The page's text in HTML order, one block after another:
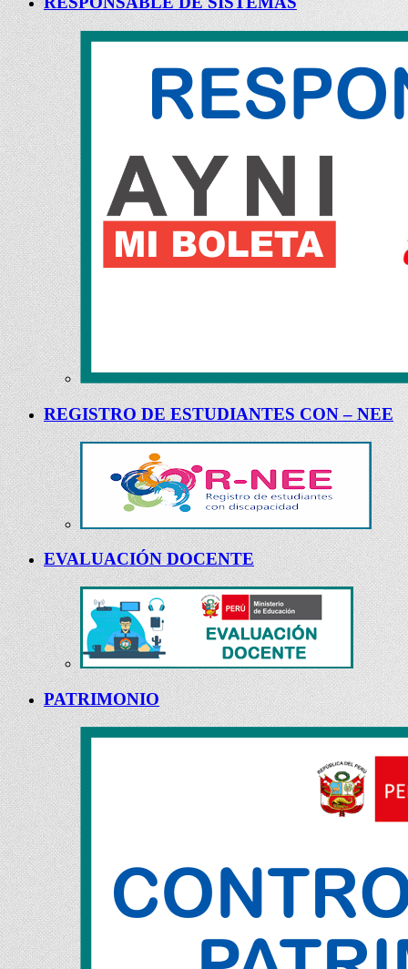
REGISTRO DE ESTUDIANTES CON – NEE
EVALUACIÓN DOCENTE
PATRIMONIO